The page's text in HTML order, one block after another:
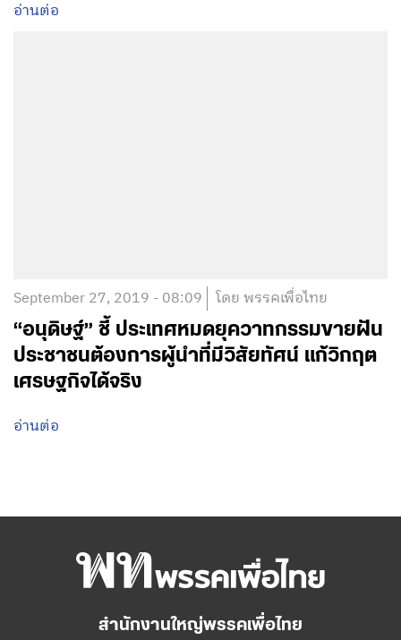
อ่านต่อ
September 27, 2019 - 08:09 โดย พรรคเพื่อไทย
“อนุดิษฐ์”​ ชี้ ประเทศหมดยุควาทกรรมขายฝัน
ประชาชนต้องการผู้นำที่มีวิสัยทัศน์ แก้วิกฤต
เศรษฐกิจได้จริง
อ่านต่อ
สำนักงานใหญ่พรรคเพื่อไทย